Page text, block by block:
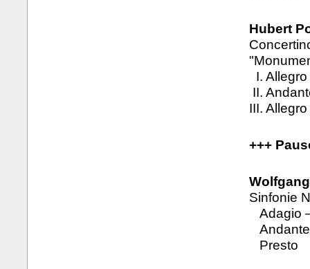
Hubert
I. Allegro
II.
III. Allegro
+++
Sinfonie
Adagio
Andante
Presto